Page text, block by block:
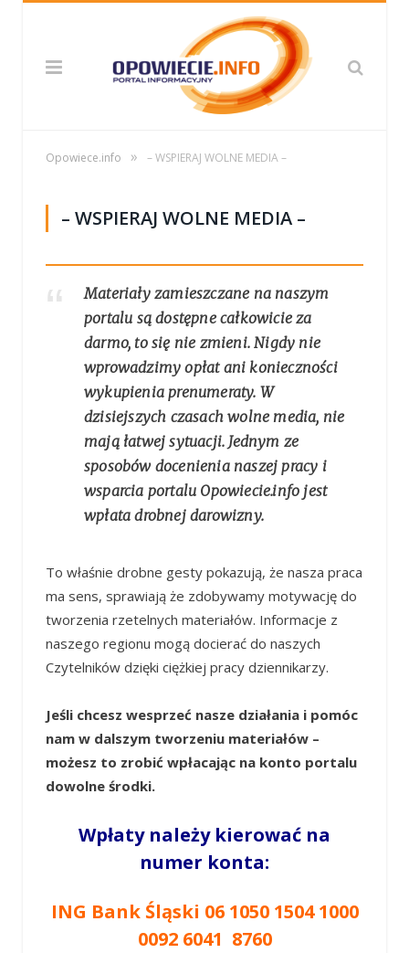
Opowiece.info » – WSPIERAJ WOLNE MEDIA –
– WSPIERAJ WOLNE MEDIA –
Materiały zamieszczane na naszym
portalu są dostępne całkowicie za
darmo, to się nie zmieni. Nigdy nie
wprowadzimy opłat ani konieczności
wykupienia prenumeraty. W
dzisiejszych czasach wolne media, nie
mają łatwej sytuacji. Jednym ze
sposobów docenienia naszej pracy i
wsparcia portalu Opowiecie.info jest
wpłata drobnej darowizny.
To właśnie drobne gesty pokazują, że nasza praca
ma sens, sprawiają że zdobywamy motywację do
tworzenia rzetelnych materiałów. Informacje z
naszego regionu mogą docierać do naszych
Czytelników dzięki ciężkiej pracy dziennikarzy.
Jeśli chcesz wesprzeć nasze działania i pomóc
nam w dalszym tworzeniu materiałów –
możesz to zrobić wpłacając na konto portalu
dowolne środki.
Wpłaty należy kierować na
numer konta:
ING Bank Śląski 06 1050 1504 1000
0092 6041 8760